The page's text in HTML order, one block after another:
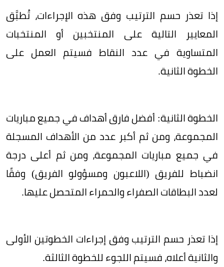
إذا تعذر حسم الترتيب وفق هذه الإجراءات، تُطبَّق
المعايير التالية على المنتخبين أو المنتخبات
المتساوية في عدد النقاط فسيتم العمل على
الخطوة الثانية.
الخطوة الثانية: أفضل فارق أهداف في جميع مباريات
المجموعة، ومن ثم أكبر عدد من الأهداف المسجلة
في جميع مباريات المجموعة، ومن ثم أعلى درجة
انضباط للفريق (اللاعبون ومسؤولو الفريق) وفقًا
لعدد البطاقات الصفراء والحمراء المتحصل عليها.
إذا تعذر حسم الترتيب وفق إجراءات الخطوتين الأولى
والثانية أعلاه، فسيتم اللجوء للخطوة الثالثة.